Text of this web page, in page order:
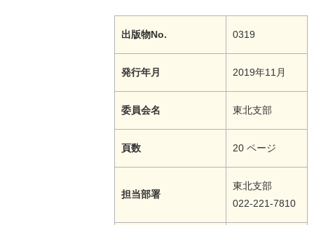
出版物No. 0319
発行年月 2019年11月
委員会名 東北支部
頁数 20 ページ
担当部署
東北支部
022-221-7810